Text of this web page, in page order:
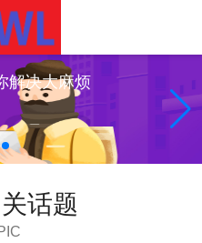
解决大麻烦
话题